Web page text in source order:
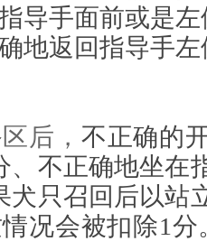
导手面前或是
地返回指导手左
后， 不正确的
、不正确地坐在
犬只召回后以站
情况会被扣除1分